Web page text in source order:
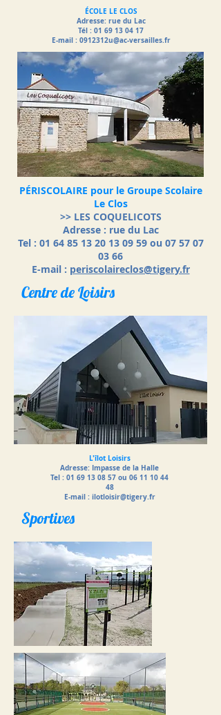
ÉCOLE LE CLOS
Adresse: rue du Lac
Tél : 01 69 13 04 17
E-mail : 0912312u@ac-versailles.fr
PÉRISCOLAIRE pour le Groupe Scolaire
Le Clos
>> LES COQUELICOTS
Adresse : rue du Lac
Tel : 01 64 85 13 20 13 09 59 ou 07 57 07
03 66
E-mail : periscolaireclos@tigery.fr
Centre de Loisirs
L'îlot Loisirs
Adresse: Impasse de la Halle
Tel : 01 69 13 08 57 ou 06 11 10 44
48
E-mail : ilotloisir@tigery.fr
Sportives